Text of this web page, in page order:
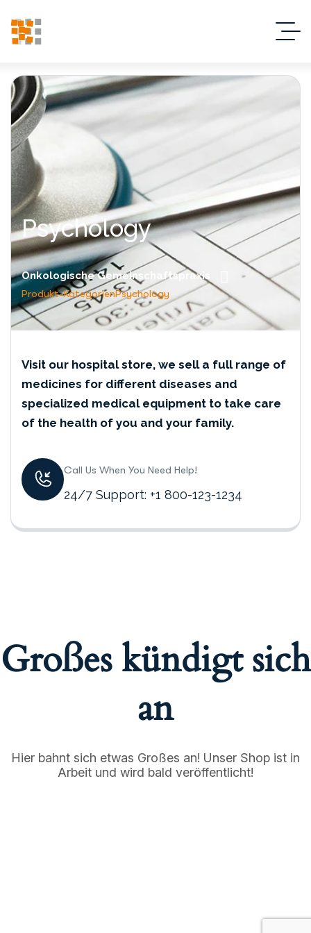
Psychology
Onkologische Gemeinschaftspraxis
Produkt-KategorienPsychology
Visit our hospital store, we sell a full range of
medicines for different diseases and
specialized medical equipment to take care
of the health of you and your family.
Call Us When You Need Help!
24/7 Support: +1 800-123-1234
Großes kündigt sich
an
Hier bahnt sich etwas Großes an! Unser Shop ist in
Arbeit und wird bald veröffentlicht!